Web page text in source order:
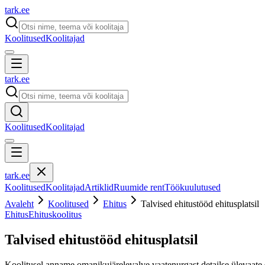
tark.ee
KoolitusedKoolitajad
tark.ee
KoolitusedKoolitajad
tark.ee
KoolitusedKoolitajadArtiklidRuumide rentTöökuulutused
Avaleht
Koolitused Ehitus
Talvised ehitustööd ehitusplatsil
EhitusEhituskoolitus
Talvised ehitustööd ehitusplatsil